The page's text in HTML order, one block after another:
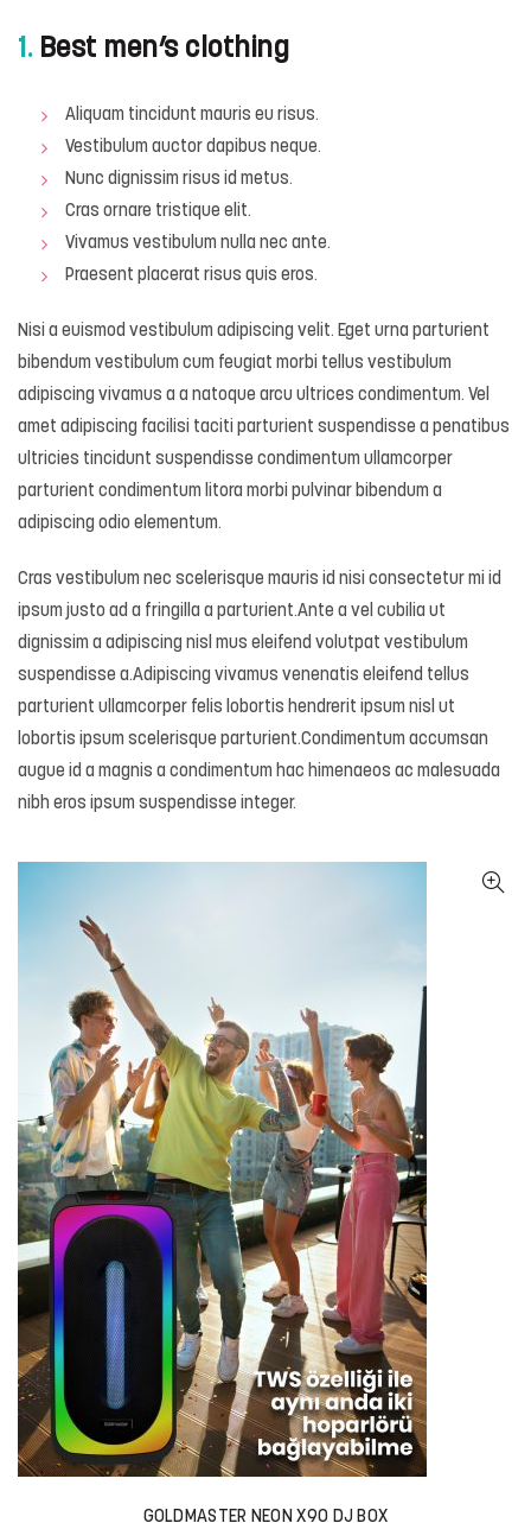
1.Best men’s clothing
Aliquam tincidunt mauris eu risus.
Vestibulum auctor dapibus neque.
Nunc dignissim risus id metus.
Cras ornare tristique elit.
Vivamus vestibulum nulla nec ante.
Praesent placerat risus quis eros.
Nisi a euismod vestibulum adipiscing velit. Eget urna parturient
bibendum vestibulum cum feugiat morbi tellus vestibulum
adipiscing vivamus a a natoque arcu ultrices condimentum. Vel
amet adipiscing facilisi taciti parturient suspendisse a penatibus
ultricies tincidunt suspendisse condimentum ullamcorper
parturient condimentum litora morbi pulvinar bibendum a
adipiscing odio elementum.
Cras vestibulum nec scelerisque mauris id nisi consectetur mi id
ipsum justo ad a fringilla a parturient.Ante a vel cubilia ut
dignissim a adipiscing nisl mus eleifend volutpat vestibulum
suspendisse a.Adipiscing vivamus venenatis eleifend tellus
parturient ullamcorper felis lobortis hendrerit ipsum nisl ut
lobortis ipsum scelerisque parturient.Condimentum accumsan
augue id a magnis a condimentum hac himenaeos ac malesuada
nibh eros ipsum suspendisse integer.
GOLDMASTER NEON X90 DJ BOX